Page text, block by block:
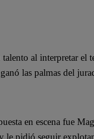
al interpretar el
las palmas del
en escena fue
le pidió seguir